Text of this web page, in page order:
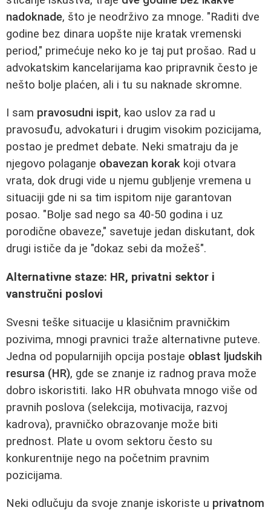
nadoknade, što je neodrživo za mnoge. "Raditi dve
godine bez dinara uopšte nije kratak vremenski
period," primećuje neko ko je taj put prošao. Rad u
advokatskim kancelarijama kao pripravnik često je
nešto bolje plaćen, ali i tu su naknade skromne.
I sam pravosudni ispit, kao uslov za rad u
pravosuđu, advokaturi i drugim visokim pozicijama,
postao je predmet debate. Neki smatraju da je
njegovo polaganje obavezan korak koji otvara
vrata, dok drugi vide u njemu gubljenje vremena u
situaciji gde ni sa tim ispitom nije garantovan
posao. "Bolje sad nego sa 40-50 godina i uz
porodične obaveze," savetuje jedan diskutant, dok
drugi ističe da je "dokaz sebi da možeš".
Alternativne staze: HR, privatni sektor i
vanstručni poslovi
Svesni teške situacije u klasičnim pravničkim
pozivima, mnogi pravnici traže alternativne puteve.
Jedna od popularnijih opcija postaje oblast ljudskih
resursa (HR), gde se znanje iz radnog prava može
dobro iskoristiti. Iako HR obuhvata mnogo više od
pravnih poslova (selekcija, motivacija, razvoj
kadrova), pravničko obrazovanje može biti
prednost. Plate u ovom sektoru često su
konkurentnije nego na početnim pravnim
pozicijama.
Neki odlučuju da svoje znanje iskoriste u privatnom